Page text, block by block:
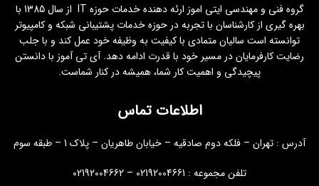
گروه فنی و مهندسی ایتی اموز ارئه دهنده خدمات حوزه IT از سال 1385 با
بهره گیری از کارشناسان با تجربه در حوزه خدمات پشتیبانی شبکه و کامپیوتر
توانسته است سالیان متمادی با کیفیت به وظیفه خود عمل کند و با جلب
رضایت کارفرمایان در مسیر خود با قدرت ادامه دهد. آی تی آموز با دانستن
پیچیدگی و اهمیت کار شما، همیشه در کنار شماست.
اطلاعات تماس
آدرس : تهران – فلکه دوم صادقیه – خیابان طاهریان – پلاک 1 – طبقه سوم
تلفن مجموعه : 02192004661 – 02192004662